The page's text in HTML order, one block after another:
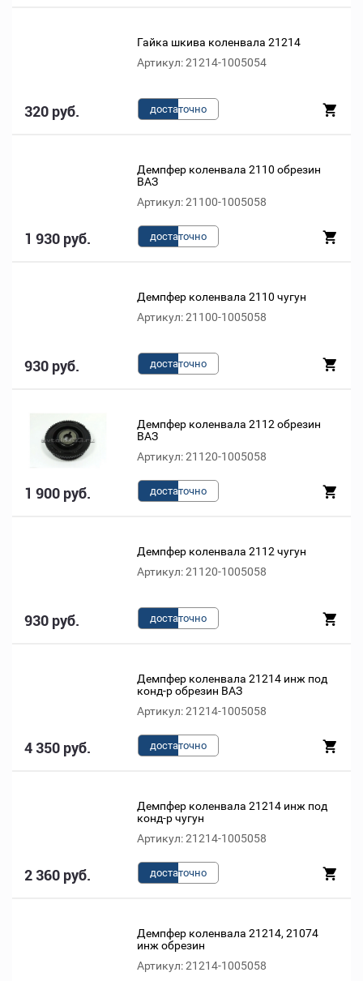
Гайка шкива коленвала 21214
Артикул: 21214-1005054
320 руб. достаточно
Демпфер коленвала 2110 обрезин
ВАЗ
Артикул: 21100-1005058
1 930 руб. достаточно
Демпфер коленвала 2110 чугун
Артикул: 21100-1005058
930 руб. достаточно
Демпфер коленвала 2112 обрезин
ВАЗ
Артикул: 21120-1005058
1 900 руб. достаточно
Демпфер коленвала 2112 чугун
Артикул: 21120-1005058
930 руб. достаточно
Демпфер коленвала 21214 инж под
конд-р обрезин ВАЗ
Артикул: 21214-1005058
4 350 руб. достаточно
Демпфер коленвала 21214 инж под
конд-р чугун
Артикул: 21214-1005058
2 360 руб. достаточно
Демпфер коленвала 21214, 21074
инж обрезин
Артикул: 21214-1005058